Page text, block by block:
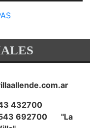
432700
692700 "La